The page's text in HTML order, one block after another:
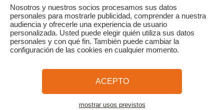
¿Quiénes somos?
Condiciones generales y política de privacidad
Lo que la prensa dice de nosotros
Socios FAQ Blog Mapa del sitio
Pago seguro dirigido por Sooyoos
¿Necesitas ayuda?
Nosotros y nuestros socios procesamos sus datos
personales para mostrarle publicidad, comprender a nuestra
audiencia y ofrecerle una experiencia de usuario
personalizada. Usted puede elegir quién utiliza sus datos
personales y con qué fin. También puede cambiar la
configuración de las cookies en cualquier momento.
ACEPTO
mostrar usos previstos